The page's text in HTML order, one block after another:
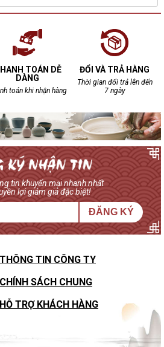
TOÁN DỄ
DÀNG
toán khi nhận hàng
ĐỔI VÀ TRẢ HÀNG
Thời gian đổi trả lên đến
7 ngày
tin khuyến mại nhanh nhất
lợi giảm giá đặc biệt!
ĐĂNG KÝ
THÔNG TIN CÔNG TY
CHÍNH SÁCH CHUNG
HỖ TRỢ KHÁCH HÀNG